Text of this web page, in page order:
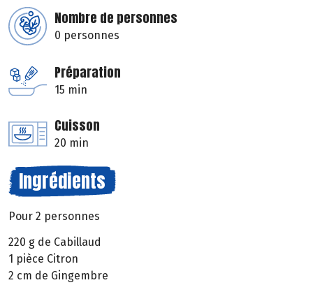
Nombre de personnes
0 personnes
Préparation
15 min
Cuisson
20 min
Ingrédients
Pour 2 personnes
220 g de Cabillaud
1 pièce Citron
2 cm de Gingembre